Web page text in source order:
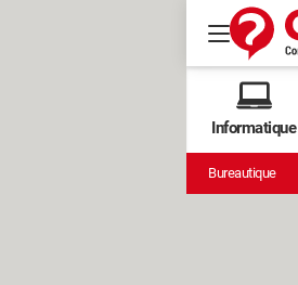
Informatique
Bureautique